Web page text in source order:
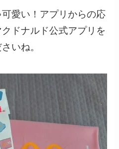
愛い！アプリからの応
ドナルド公式アプリを
いね。